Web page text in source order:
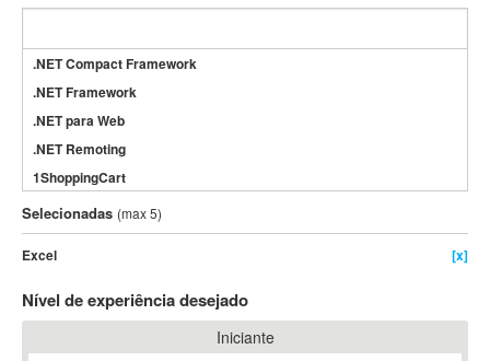
.NET Compact Framework
.NET Framework
.NET para Web
.NET Remoting
1ShoppingCart
3DS Max
3GSM
4D Dimension
802.11
A&P
Selecionadas (max 5)
Excel [x]
Nível de experiência desejado
Iniciante